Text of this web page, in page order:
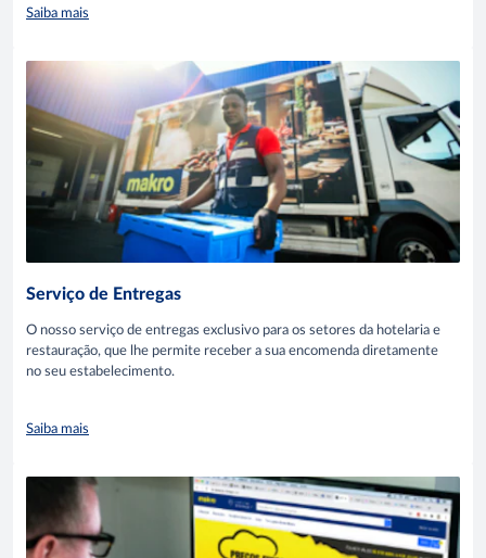
Saiba mais
Serviço de Entregas
O nosso serviço de entregas exclusivo para os setores da hotelaria e
restauração, que lhe permite receber a sua encomenda diretamente
no seu estabelecimento.
Saiba mais